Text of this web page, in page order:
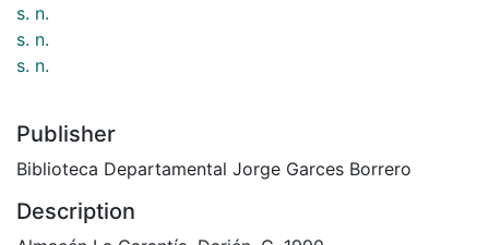
s. n.
s. n.
s. n.
Publisher
Biblioteca Departamental Jorge Garces Borrero
Description